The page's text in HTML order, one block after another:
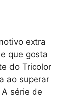
extra
que gosta
do Tricolor
ao superar
série de